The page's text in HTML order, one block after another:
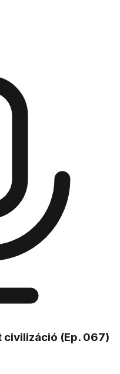
(Ep. 067)